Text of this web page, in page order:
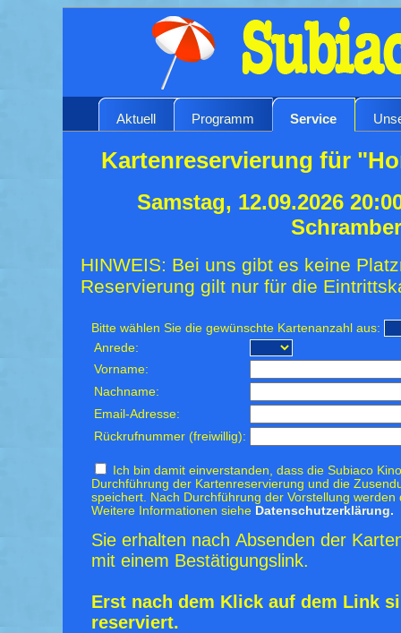
Aktuell Programm Service
Kartenreservierung für
Samstag, 12.09.2026
HINWEIS: Bei uns gibt es keine
Reservierung gilt nur für die
Bitte wählen Sie die gewünschte Kartenanzahl aus:
Anrede:
Vorname:
Nachname:
Email-Adresse:
Rückrufnummer (freiwillig):
Ich bin damit einverstanden, dass die Subiaco
Durchführung der Kartenreservierung und die
speichert. Nach Durchführung der Vorstellung
Weitere Informationen siehe Datenschutzerklärung.
Sie erhalten nach Absenden der
mit einem Bestätigungslink.
Erst nach dem Klick auf dem Link
reserviert.